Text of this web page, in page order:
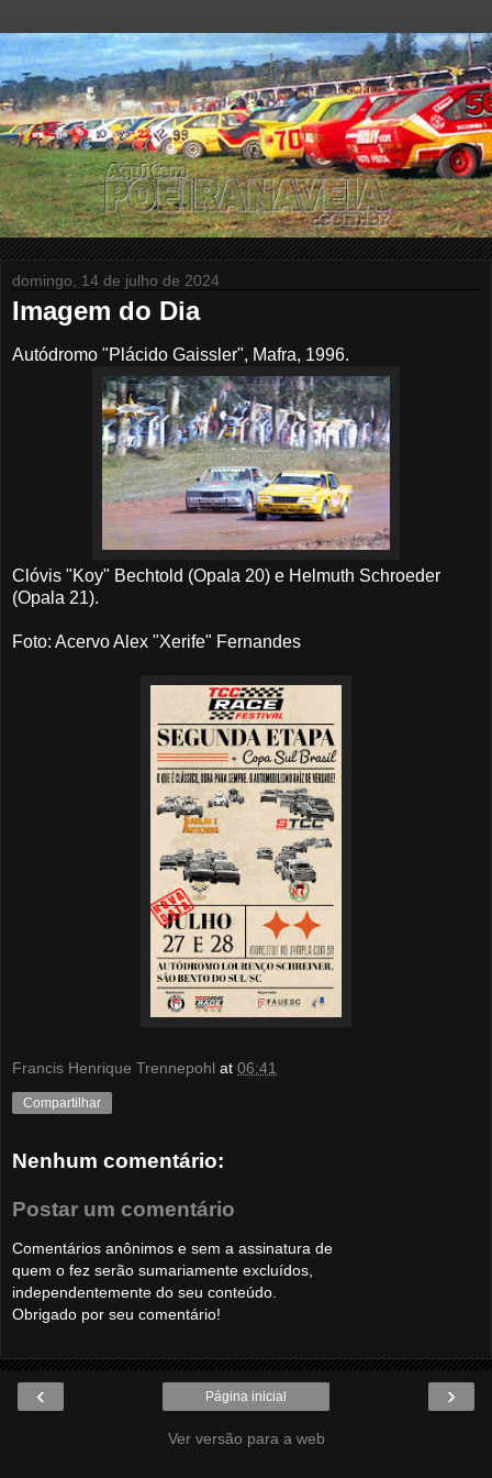
domingo, 14 de julho de 2024
Imagem do Dia
Autódromo "Plácido Gaissler", Mafra, 1996.
Clóvis "Koy" Bechtold (Opala 20) e Helmuth Schroeder
(Opala 21).
Foto: Acervo Alex "Xerife" Fernandes
Francis Henrique Trennepohl at 06:41
Compartilhar
Nenhum comentário:
Postar um comentário
Comentários anônimos e sem a assinatura de
quem o fez serão sumariamente excluídos,
independentemente do seu conteúdo.
Obrigado por seu comentário!
‹ ›
Página inicial
Ver versão para a web